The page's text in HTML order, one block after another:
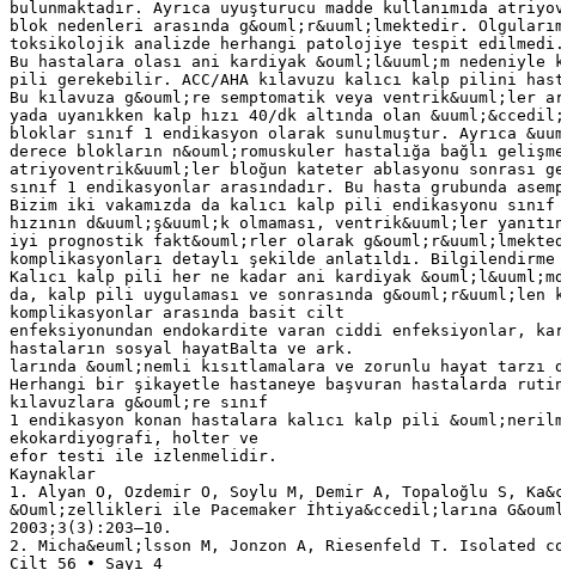
bulunmaktadır. Ayrıca uyuşturucu madde kullanımıda
blok nedenleri arasında g&ouml;r&uuml;lmektedir.
toksikolojik analizde herhangi patolojiye tespit edilmedi.
Bu hastalara olası ani kardiyak &ouml;l&uuml;m nedeniyle
pili gerekebilir. ACC/AHA kılavuzu kalıcı kalp pilini
Bu kılavuza g&ouml;re semptomatik veya ventrik&uuml;ler
yada uyanıkken kalp hızı 40/dk altında olan
bloklar sınıf 1 endikasyon olarak sunulmuştur. Ayrıca
derece blokların n&ouml;romuskuler hastalığa bağlı
atriyoventrik&uuml;ler bloğun kateter ablasyonu sonrası
sınıf 1 endikasyonlar arasındadır. Bu hasta grubunda
Bizim iki vakamızda da kalıcı kalp pili endikasyonu
hızının d&uuml;ş&uuml;k olmaması, ventrik&uuml;ler
iyi prognostik fakt&ouml;rler olarak
komplikasyonları detaylı şekilde anlatıldı.
Kalıcı kalp pili her ne kadar ani kardiyak
da, kalp pili uygulaması ve sonrasında
komplikasyonlar arasında basit cilt
enfeksiyonundan endokardite varan ciddi enfeksiyonlar,
hastaların sosyal hayatBalta ve ark.
larında &ouml;nemli kısıtlamalara ve zorunlu hayat
Herhangi bir şikayetle hastaneye başvuran hastalarda
kılavuzlara g&ouml;re sınıf
1 endikasyon konan hastalara kalıcı kalp pili
ekokardiyografi, holter ve
efor testi ile izlenmelidir.
Kaynaklar
1. Alyan O, Ozdemir O, Soylu M, Demir A, Topaloğlu S,
&Ouml;zellikleri ile Pacemaker İhtiya&ccedil;larına
2003;3(3):203–10.
2. Micha&euml;lsson M, Jonzon A, Riesenfeld T.
Cilt 56 • Sayı 4